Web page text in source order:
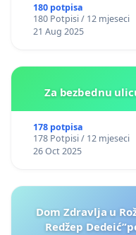
180 potpisa
180 Potpisi / 12 mjeseci
21 Aug 2025
Za bezbednu
178 potpisa
178 Potpisi / 12 mjeseci
26 Oct 2025
Dom Zdravlja u
Redžep